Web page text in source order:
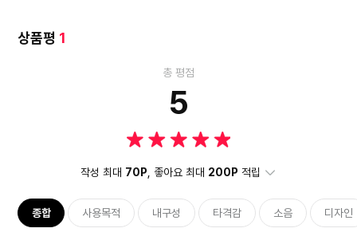
상품평 1
총 평점
5
작성 최대 70P , 좋아요 최대 200P 적립
종합 사용목적 내구성 타격감 소음 디자인